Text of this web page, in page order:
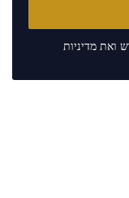
ואת מדיניות